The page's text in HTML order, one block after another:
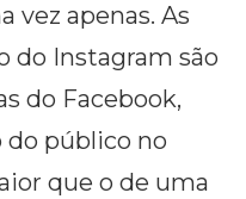
vez apenas. As
do Instagram são
do Facebook,
público no
que o de uma